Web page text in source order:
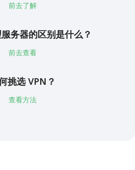
前去了解
务器的区别是什么？
前去查看
挑选 VPN？
查看方法